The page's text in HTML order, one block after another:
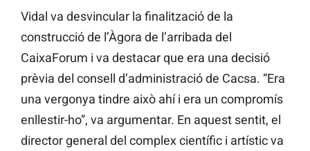
Vidal va desvincular la finalització de la
construcció de l’Àgora de l’arribada del
CaixaForum i va destacar que era una decisió
prèvia del consell d’administració de Cacsa. “Era
una vergonya tindre això ahí i era un compromís
enllestir-ho”, va argumentar. En aquest sentit, el
director general del complex científic i artístic va